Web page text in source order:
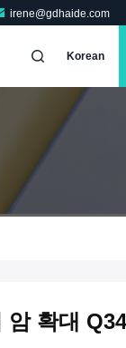
irene@gdhaide.com
Korean
암 확대